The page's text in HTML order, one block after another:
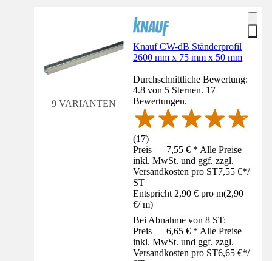
9 VARIANTEN
Knauf CW-dB Ständerprofil
2600 mm x 75 mm x 50 mm
Durchschnittliche Bewertung:
4.8 von 5 Sternen. 17
Bewertungen.
(17)
Preis — 7,55 € * Alle Preise
inkl. MwSt. und ggf. zzgl.
Versandkosten pro ST7,55 €*/
ST
Entspricht 2,90 € pro m(2,90
€/ m)
Bei Abnahme von 8 ST:
Preis — 6,65 € * Alle Preise
inkl. MwSt. und ggf. zzgl.
Versandkosten pro ST6,65 €*/